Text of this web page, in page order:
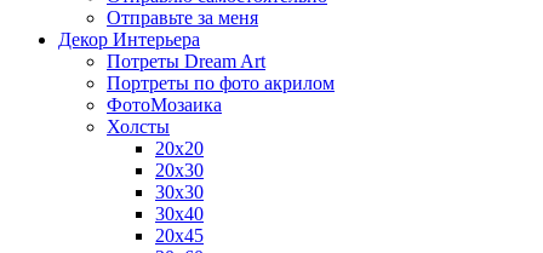
Отправьте за меня
Декор Интерьера
Потреты Dream Art
Портреты по фото акрилом
ФотоМозаика
Холсты
20х20
20х30
30х30
30х40
20х45